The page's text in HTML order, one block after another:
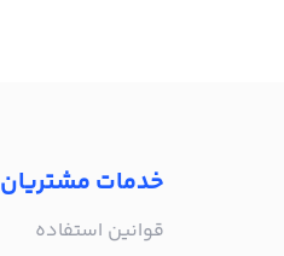
خدمات مشتریان
قوانین استفاده